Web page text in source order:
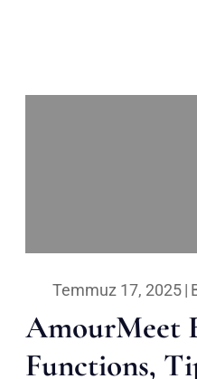
Temmuz 17, 2025|
AmourMeet
Functions,